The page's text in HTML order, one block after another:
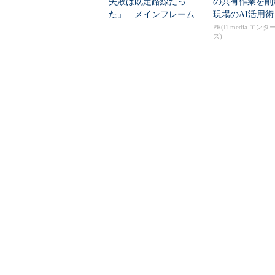
た」 メインフレーム
現場のAI活用術
PR(ITmedia エンタ
ズ)